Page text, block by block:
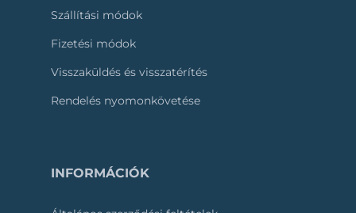
Szállítási módok
Fizetési módok
Visszaküldés és visszatérítés
Rendelés nyomonkövetése
INFORMÁCIÓK